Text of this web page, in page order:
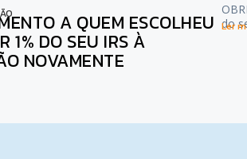
A QUEM ESCOLHEU
1% DO SEU IRS À
NOVAMENTE
do
Ler